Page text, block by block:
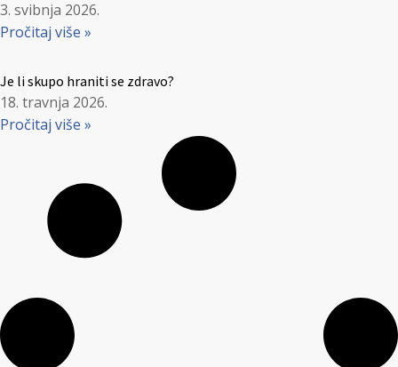
3. svibnja 2026.
Pročitaj više »
Je li skupo hraniti se zdravo?
18. travnja 2026.
Pročitaj više »